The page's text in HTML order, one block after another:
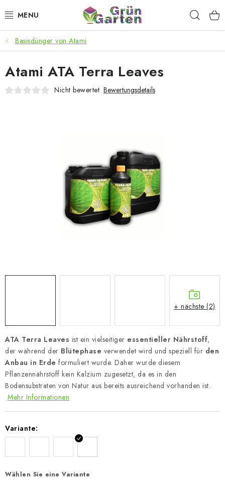
Inhalt
ANGEBOTE
LED PFLANZENLAMPEN
ANBAUBEDARF FÜR DEN HEIMANBAU
SMARTER GARTEN
Geschäftsbewertung Kaufberatung AGB
Blog
Datenschutzerklärung Impressum
Basisdünger von Atami
ATA Terra Leaves ist ein vielseitiger essentieller Nährstoff,
der während der Blütephase verwendet wird und speziell für den
Anbau in Erde formuliert wurde. Daher wurde diesem
Pflanzennährstoff kein Kalzium zugesetzt, da es in den
Bodensubstraten von Natur aus bereits ausreichend vorhanden ist.
Mehr Informationen
Variante:
Wählen Sie eine Variante
Atami ATA Terra Leaves
Nicht bewertet Bewertungsdetails
+ nächste (2)